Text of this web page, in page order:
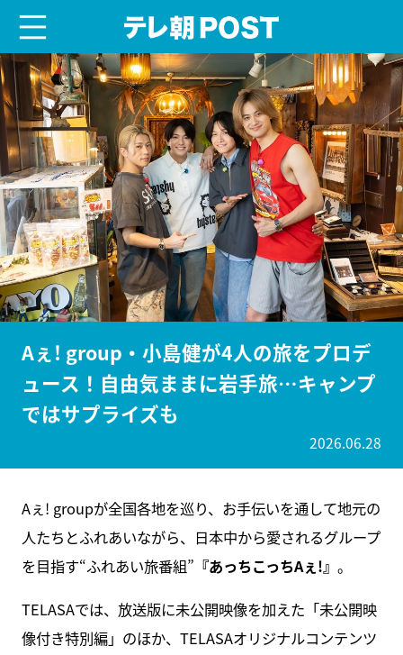
Aぇ! group・小島健が4人の旅をプロデ
ュース！自由気ままに岩手旅…キャンプ
ではサプライズも
2026.06.28
Aぇ! groupが全国各地を巡り、お手伝いを通して地元の
人たちとふれあいながら、日本中から愛されるグループ
を目指す“ふれあい旅番組” 『あっちこっちAぇ!』 。
TELASAでは、放送版に未公開映像を加えた「未公開映
像付き特別編」のほか、TELASAオリジナルコンテンツ